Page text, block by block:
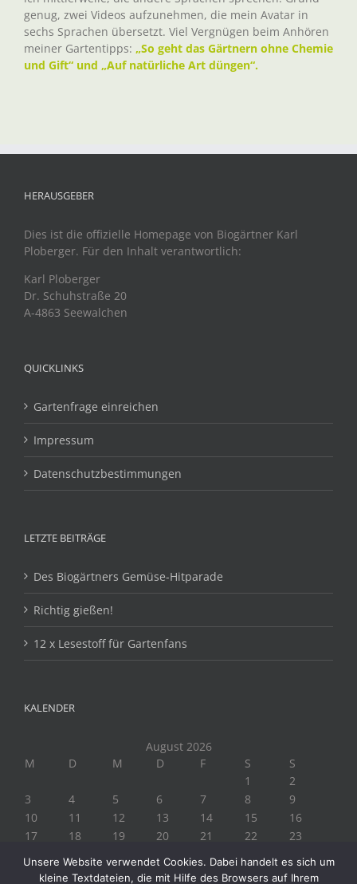
genug, zwei Videos aufzunehmen, die mein Avatar in
sechs Sprachen übersetzt. Viel Vergnügen beim Anhören
meiner Gartentipps: „So geht das Gärtnern ohne Chemie
und Gift“ und „Auf natürliche Art düngen“.
HERAUSGEBER
Dies ist die offizielle Homepage von Biogärtner Karl
Ploberger. Für den Inhalt verantwortlich:
Karl Ploberger
Dr. Schuhstraße 20
A-4863 Seewalchen
QUICKLINKS
Gartenfrage einreichen
Impressum
Datenschutzbestimmungen
LETZTE BEITRÄGE
Des Biogärtners Gemüse-Hitparade
Richtig gießen!
12 x Lesestoff für Gartenfans
KALENDER
August 2026
M
D M D F S
S
1
2
3
4 5 6 7 8
9
10
11 12 13 14 15
16
17
18 19 20 21 22
23
Unsere Website verwendet Cookies. Dabei handelt es sich um
kleine Textdateien, die mit Hilfe des Browsers auf Ihrem